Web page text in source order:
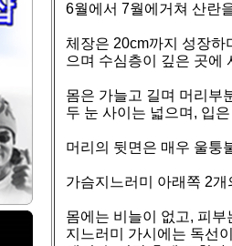
6월에서 7월에거쳐 산란
체장은 20cm까지 성장
으며 수심층이 깊은 곳에
몸은 가늘고 길며 머리부
두 눈 사이는 넓으며, 입
머리의 뒷면은 매우 울퉁
가슴지느러미 아래쪽 2
몸에는 비늘이 없고, 피
지느러미 가시에는 독선